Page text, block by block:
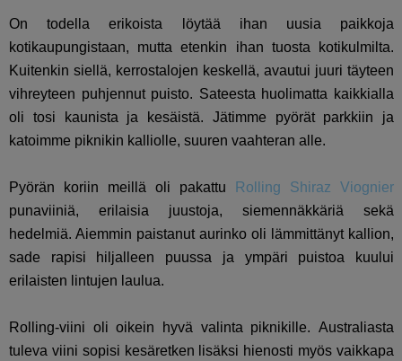
On todella erikoista löytää ihan uusia paikkoja
kotikaupungistaan, mutta etenkin ihan tuosta kotikulmilta.
Kuitenkin siellä, kerrostalojen keskellä, avautui juuri täyteen
vihreyteen puhjennut puisto. Sateesta huolimatta kaikkialla
oli tosi kaunista ja kesäistä. Jätimme pyörät parkkiin ja
katoimme piknikin kalliolle, suuren vaahteran alle.
Pyörän koriin meillä oli pakattu
Rolling Shiraz Viognier
punaviiniä, erilaisia juustoja, siemennäkkäriä sekä
hedelmiä. Aiemmin paistanut aurinko oli lämmittänyt kallion,
sade rapisi hiljalleen puussa ja ympäri puistoa kuului
erilaisten lintujen laulua.
Rolling-viini oli oikein hyvä valinta piknikille. Australiasta
tuleva viini sopisi kesäretken lisäksi hienosti myös vaikkapa